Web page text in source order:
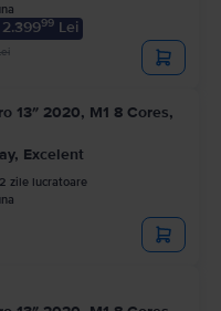
99 Lei
13″ 2020, M1 8 Cores,
Excelent
2 zile lucratoare